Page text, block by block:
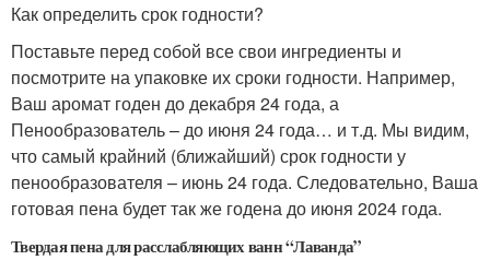
Как определить срок годности?
Поставьте перед собой все свои ингредиенты и
посмотрите на упаковке их сроки годности. Например,
Ваш аромат годен до декабря 24 года, а
Пенообразователь – до июня 24 года… и т.д. Мы видим,
что самый крайний (ближайший) срок годности у
пенообразователя – июнь 24 года. Следовательно, Ваша
готовая пена будет так же годена до июня 2024 года.
Твердая пена для расслабляющих ванн “Лаванда”